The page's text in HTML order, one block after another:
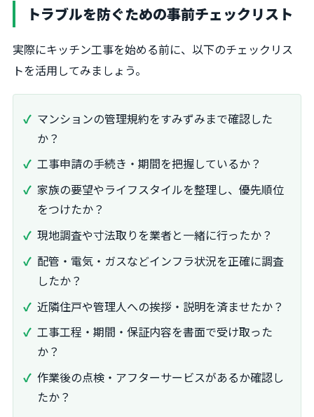
トラブルを防ぐための事前チェックリスト
実際にキッチン工事を始める前に、以下のチェックリス
トを活用してみましょう。
マンションの管理規約をすみずみまで確認した
か？
工事申請の手続き・期間を把握しているか？
家族の要望やライフスタイルを整理し、優先順位
をつけたか？
現地調査や寸法取りを業者と一緒に行ったか？
配管・電気・ガスなどインフラ状況を正確に調査
したか？
近隣住戸や管理人への挨拶・説明を済ませたか？
工事工程・期間・保証内容を書面で受け取った
か？
作業後の点検・アフターサービスがあるか確認し
たか？